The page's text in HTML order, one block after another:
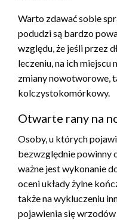
Warto zdawać sobie
podudzi są bardzo
względu, że jeśli przez
leczeniu, na ich miejscu
zmiany nowotworowe,
kolczystokomórkowy.
Otwarte rany na
Osoby, u których
bezwzględnie powinny
ważne jest wykonanie
oceni układy żylne
także na wykluczeniu
pojawienia się